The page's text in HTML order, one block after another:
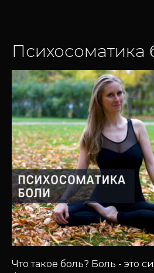
Психосоматика
Что такое боль? Боль - это